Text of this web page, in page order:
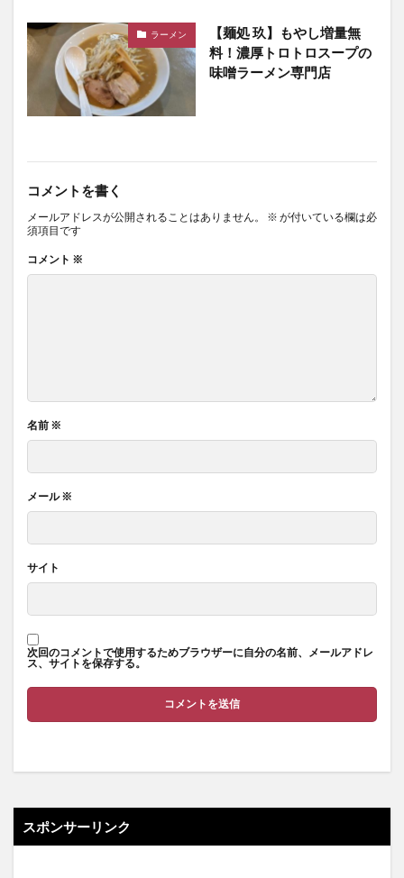
ラーメン
【麺処 玖】もやし増量無
料！濃厚トロトロスープの
味噌ラーメン専門店
コメントを書く
メールアドレスが公開されることはありません。 ※ が付いている欄は必
須項目です
コメント ※
名前 ※
メール※
サイト
次回のコメントで使用するためブラウザーに自分の名前、メールアドレ
ス、サイトを保存する。
スポンサーリンク